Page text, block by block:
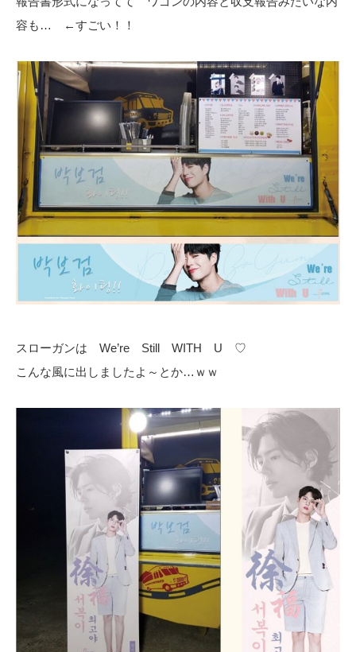
容も… ←すごい！！
スローガンは We’re Still WITH U ♡
こんな風に出しましたよ～とか…ｗｗ